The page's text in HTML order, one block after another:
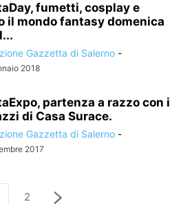
fumetti, cosplay e
il mondo fantasy domenica
Gazzetta di Salerno -
2018
partenza a razzo con i
di Casa Surace.
Gazzetta di Salerno -
2017
2